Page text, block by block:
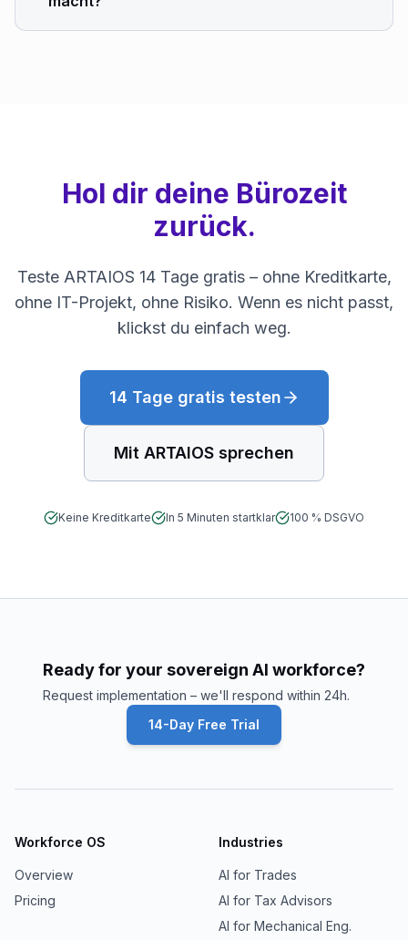
Hol dir deine Bürozeit
zurück.
Teste ARTAIOS 14 Tage gratis – ohne Kreditkarte,
ohne IT-Projekt, ohne Risiko. Wenn es nicht passt,
klickst du einfach weg.
14 Tage gratis testen
Mit ARTAIOS sprechen
Keine Kreditkarte In 5 Minuten startklar 100 % DSGVO
Ready for your sovereign AI workforce?
Request implementation – we'll respond within 24h.
14-Day Free Trial
Workforce OS
Overview
Pricing
Industries
AI for Trades
AI for Tax Advisors
AI for Mechanical Eng.